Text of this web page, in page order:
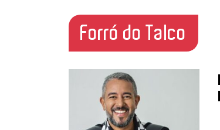
Forró do Talco